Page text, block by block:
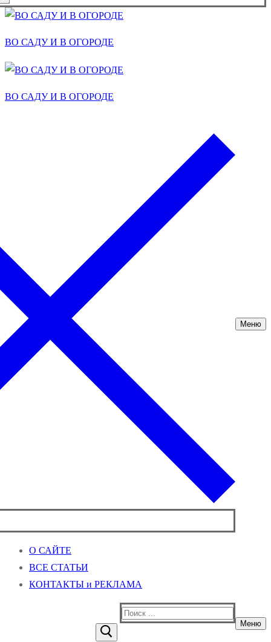
ВО САДУ И В ОГОРОДЕ
ВО САДУ И В ОГОРОДЕ
Меню
О САЙТЕ
ВСЕ СТАТЬИ
КОНТАКТЫ и РЕКЛАМА
Найти:
Меню